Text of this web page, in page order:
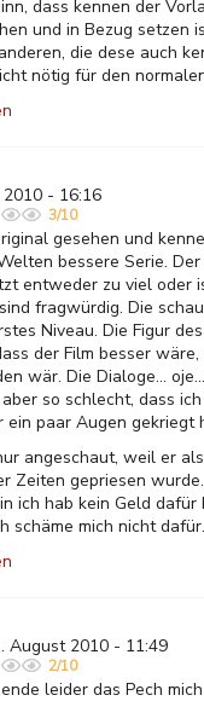
dass kennen der
und in Bezug setzen
die dese auch
nötig für den
- 16:16
3/10
gesehen und
bessere Serie.
entweder zu viel oder
fragwürdig. Die
Niveau. Die Figur
der Film besser
wär. Die Dialoge...
so schlecht, dass
paar Augen gekriegt
angeschaut, weil er
Zeiten gepriesen
ich hab kein Geld dafür
schäme mich nicht dafür.
August 2010 - 11:49
2/10
leider das Pech